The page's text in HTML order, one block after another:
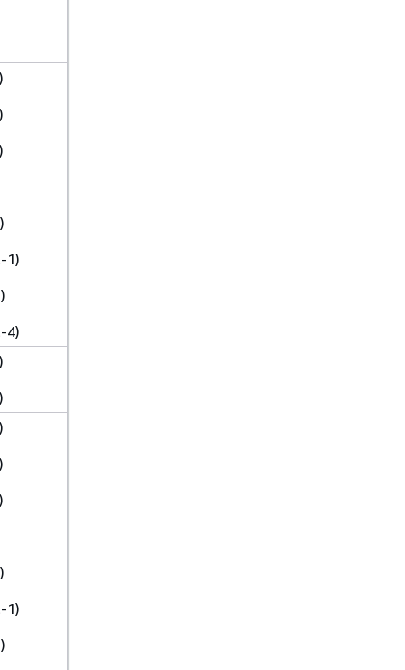
1)
4)
1)